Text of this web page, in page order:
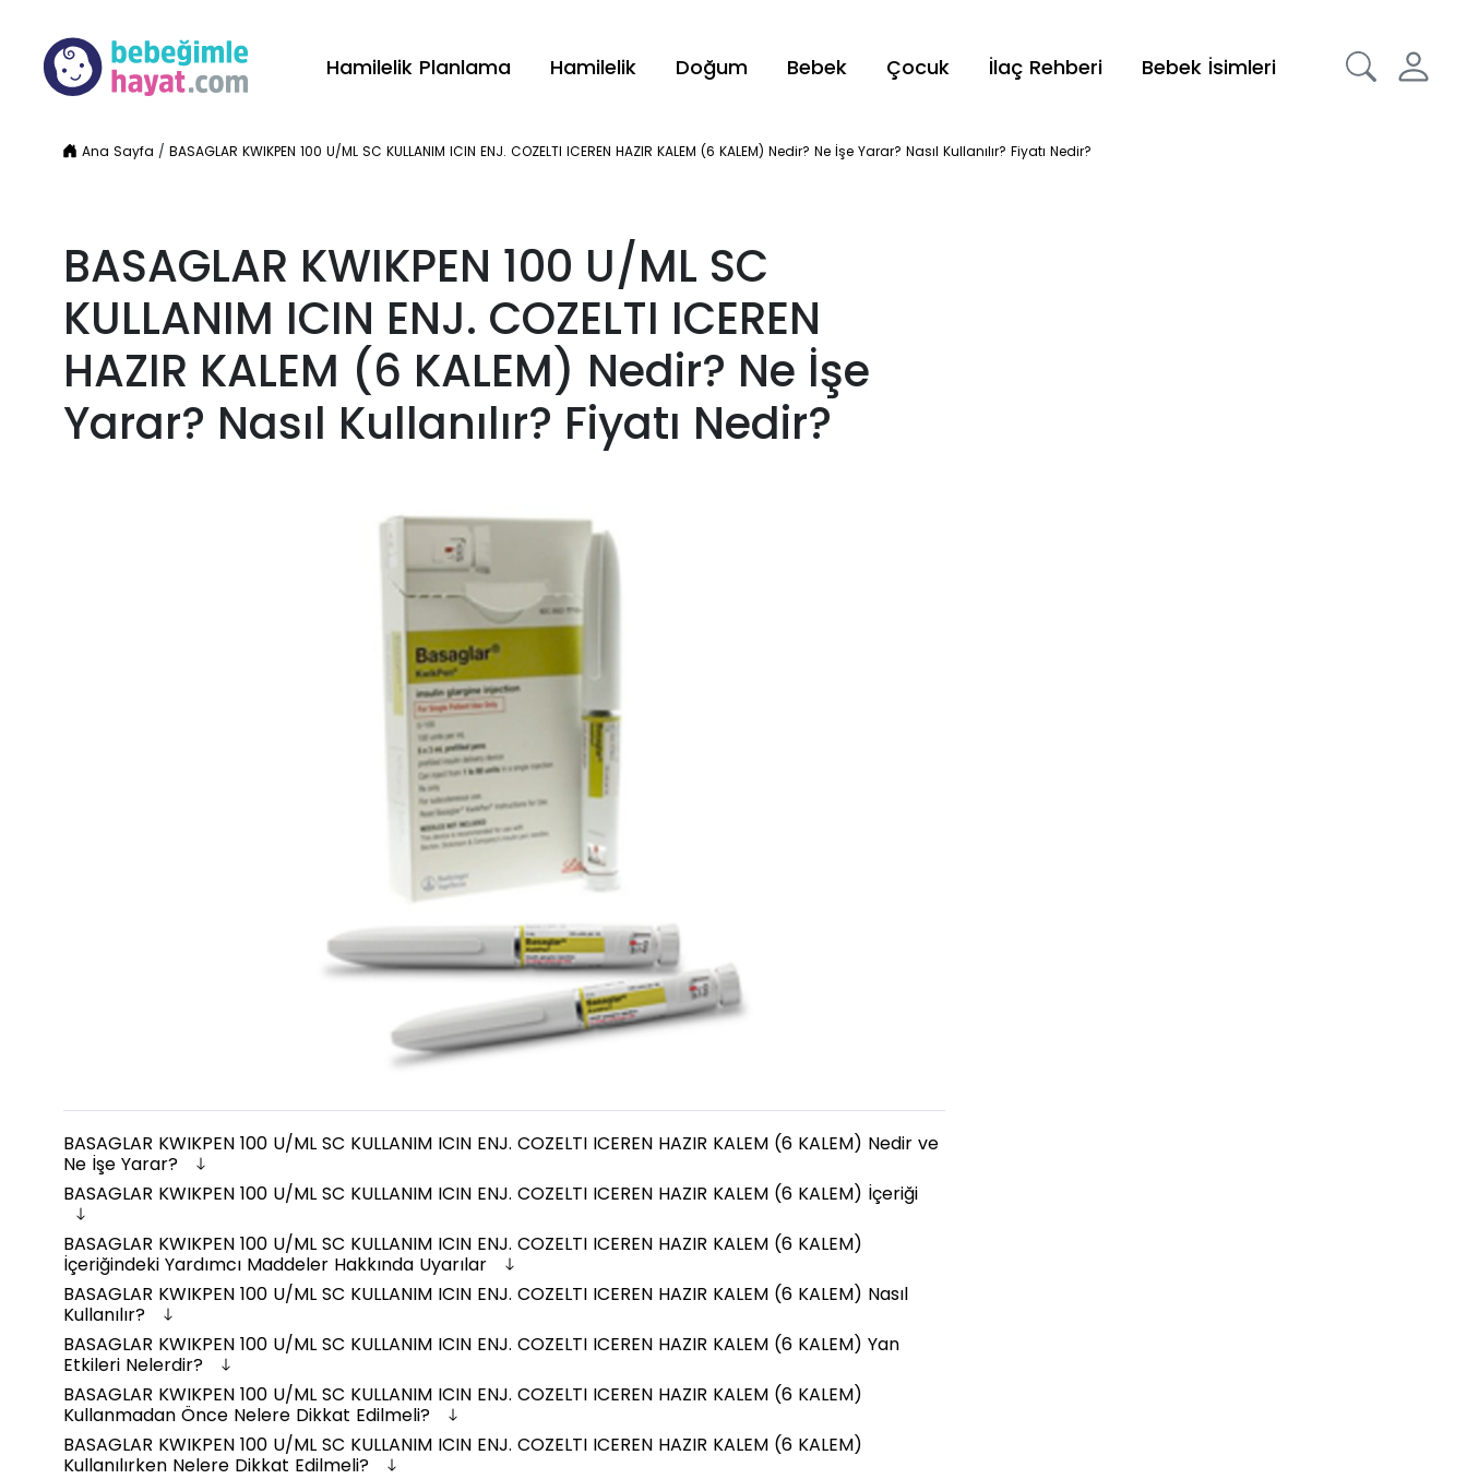
Hamilelik Planlama Hamilelik Doğum Bebek Çocuk İlaç Rehberi Bebek İsimleri
Ana Sayfa /BASAGLAR KWIKPEN 100 U/ML SC KULLANIM ICIN ENJ. COZELTI ICEREN HAZIR KALEM (6 KALEM) Nedir? Ne İşe Yarar? Nasıl Kullanılır? Fiyatı Nedir?
BASAGLAR KWIKPEN 100 U/ML SC
KULLANIM ICIN ENJ. COZELTI ICEREN
HAZIR KALEM (6 KALEM) Nedir? Ne İşe
Yarar? Nasıl Kullanılır? Fiyatı Nedir?
BASAGLAR KWIKPEN 100 U/ML SC KULLANIM ICIN ENJ. COZELTI ICEREN HAZIR KALEM (6 KALEM) Nedir ve
Ne İşe Yarar?
BASAGLAR KWIKPEN 100 U/ML SC KULLANIM ICIN ENJ. COZELTI ICEREN HAZIR KALEM (6 KALEM) İçeriği
BASAGLAR KWIKPEN 100 U/ML SC KULLANIM ICIN ENJ. COZELTI ICEREN HAZIR KALEM (6 KALEM)
İçeriğindeki Yardımcı Maddeler Hakkında Uyarılar
BASAGLAR KWIKPEN 100 U/ML SC KULLANIM ICIN ENJ. COZELTI ICEREN HAZIR KALEM (6 KALEM) Nasıl
Kullanılır?
BASAGLAR KWIKPEN 100 U/ML SC KULLANIM ICIN ENJ. COZELTI ICEREN HAZIR KALEM (6 KALEM) Yan
Etkileri Nelerdir?
BASAGLAR KWIKPEN 100 U/ML SC KULLANIM ICIN ENJ. COZELTI ICEREN HAZIR KALEM (6 KALEM)
Kullanmadan Önce Nelere Dikkat Edilmeli?
BASAGLAR KWIKPEN 100 U/ML SC KULLANIM ICIN ENJ. COZELTI ICEREN HAZIR KALEM (6 KALEM)
Kullanılırken Nelere Dikkat Edilmeli?